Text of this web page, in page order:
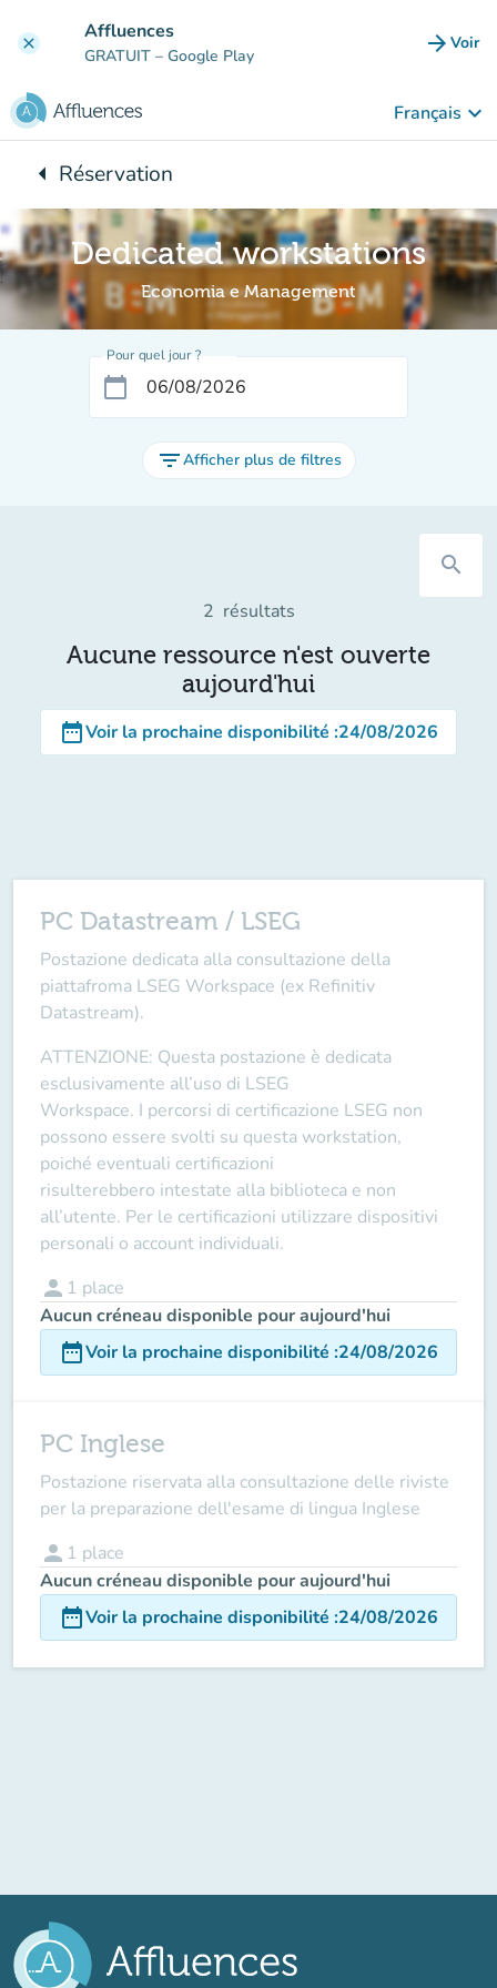
clear Affluences
GRATUIT – Google Play arrow_forward Voir
Français keyboard_arrow_down
arrow_leftRetour à :
Réservation
Dedicated workstations
Economia e Management
Pour quel jour ?
calendar_today
filter_listAfficher plus de filtres
search
2 résultats
Aucune ressource n'est ouverte
aujourd'hui
date_rangeVoir la prochaine disponibilité :24/08/2026
PC Datastream / LSEG
Postazione dedicata alla consultazione della
piattafroma LSEG Workspace (ex Refinitiv
Datastream).
ATTENZIONE: Questa postazione è dedicata
esclusivamente all’uso di LSEG
Workspace. I percorsi di certificazione LSEG non
possono essere svolti su questa workstation,
poiché eventuali certificazioni
risulterebbero intestate alla biblioteca e non
all’utente. Per le certificazioni utilizzare dispositivi
personali o account individuali.
person 1 place
Aucun créneau disponible pour aujourd'hui
date_rangeVoir la prochaine disponibilité :24/08/2026
PC Inglese
Postazione riservata alla consultazione delle riviste
per la preparazione dell'esame di lingua Inglese
person 1 place
Aucun créneau disponible pour aujourd'hui
date_rangeVoir la prochaine disponibilité :24/08/2026